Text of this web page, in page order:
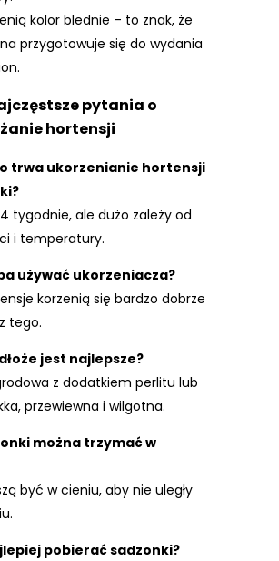
kolor blednie – to znak, że
przygotowuje się do wydania
pytania o
hortensji
trwa ukorzenianie hortensji
tygodnie, ale dużo zależy od
i temperatury.
używać ukorzeniacza?
korzenią się bardzo dobrze
tego.
jest najlepsze?
z dodatkiem perlitu lub
przewiewna i wilgotna.
można trzymać w
być w cieniu, aby nie uległy
pobierać sadzonki?